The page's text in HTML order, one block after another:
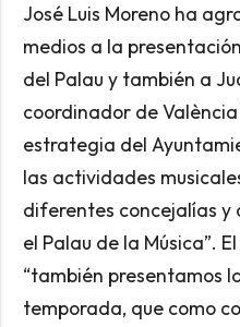
José Luis Moreno ha
medios a la
del Palau y también a
coordinador de València
estrategia del
las actividades
diferentes concejalías y
el Palau de la Música”.
“también presentamos
temporada, que como